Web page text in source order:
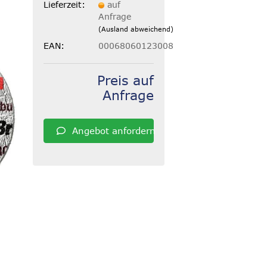
Lieferzeit:
auf
Anfrage
(Ausland abweichend)
EAN: 00068060123008
Preis auf
Anfrage
Angebot anfordern